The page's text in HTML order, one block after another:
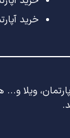
خرید
ویلا